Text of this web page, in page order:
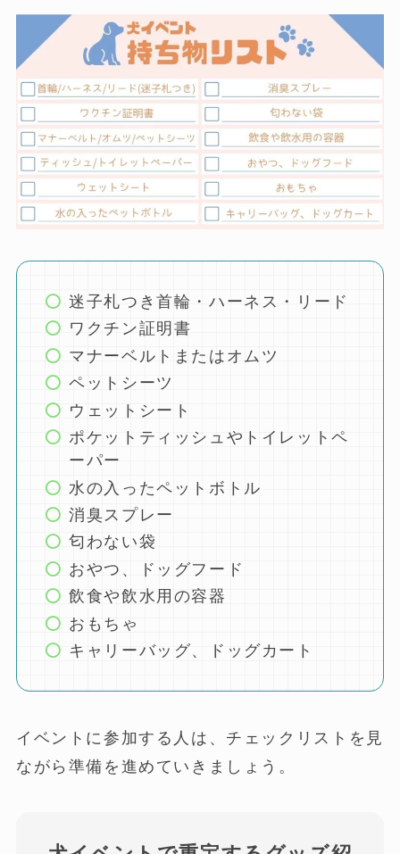
迷子札つき首輪・ハーネス・リード
ワクチン証明書
マナーベルトまたはオムツ
ペットシーツ
ウェットシート
ポケットティッシュやトイレットペ
ーパー
水の入ったペットボトル
消臭スプレー
匂わない袋
おやつ、ドッグフード
飲食や飲水用の容器
おもちゃ
キャリーバッグ、ドッグカート
イベントに参加する人は、チェックリストを見
ながら準備を進めていきましょう。